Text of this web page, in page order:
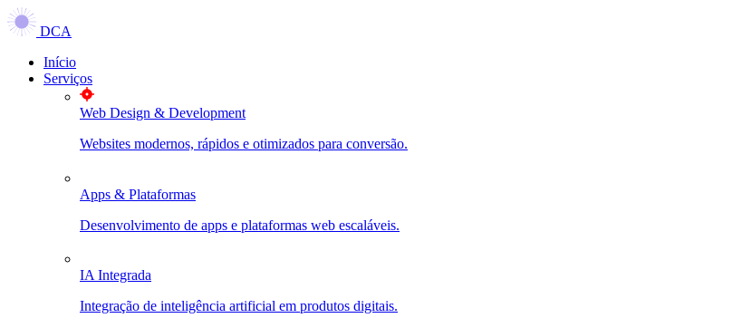
DCA
Início
Serviços
Web Design & Development
Websites modernos, rápidos e otimizados para conversão.
Apps & Plataformas
Desenvolvimento de apps e plataformas web escaláveis.
IA Integrada
Integração de inteligência artificial em produtos digitais.